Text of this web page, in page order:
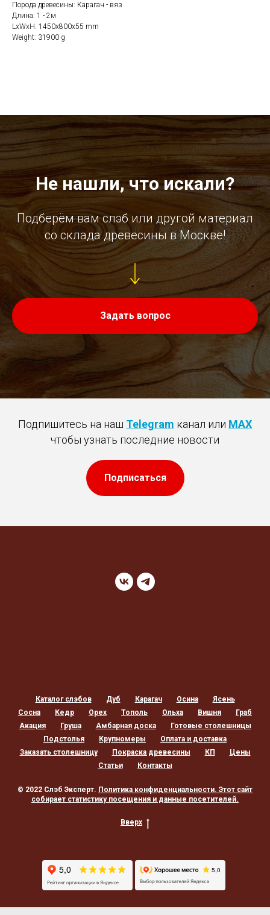
Порода древесины: Карагач - вяз
Длина: 1 - 2м
LxWxH: 1450x800x55 mm
Weight: 31900 g
Не нашли, что искали?
Подберём вам слэб или другой материал
со склада древесины в Москве!
Задать вопрос
Подпишитесь на наш Telegram канал или MAX
чтобы узнать последние новости
Подписаться
Каталог слэбов Дуб Карагач Осина
Ясень
Сосна
Кедр Орех Тополь Ольха Вишня
Граб
Акация
Груша Амбарная доска
Готовые столешницы
Подстолья
Крупномеры
Оплата и доставка
Заказать столешницу
Покраска древесины КП
Цены
Статьи
Контакты
© 2022 Слэб Эксперт. Политика конфиденциальности. Этот сайт
собирает статистику посещения и данные посетителей.
Вверх